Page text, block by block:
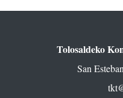
Tolosaldeko
San